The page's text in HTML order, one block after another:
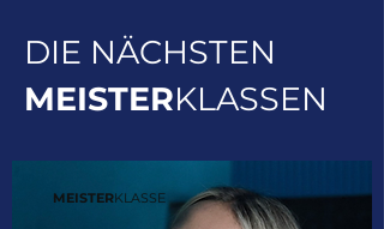
DIE NÄCHSTEN
MEISTERKLASSEN
MEISTERKLASSE